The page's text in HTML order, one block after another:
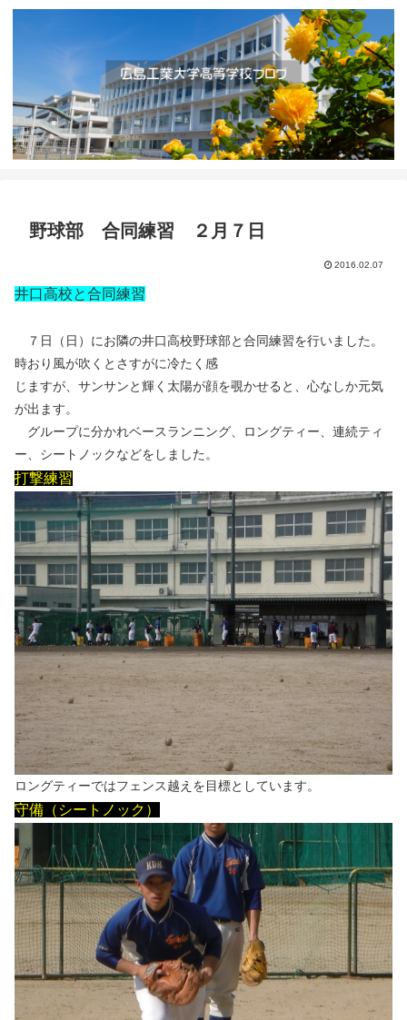
野球部 合同練習 ２月７日
2016.02.07
井口高校と合同練習
７日（日）にお隣の井口高校野球部と合同練習を行いました。
時おり風が吹くとさすがに冷たく感
じますが、サンサンと輝く太陽が顔を覗かせると、心なしか元気
が出ます。
グループに分かれベースランニング、ロングティー、連続ティ
ー、シートノックなどをしました。
打撃練習
ロングティーではフェンス越えを目標としています。
守備（シートノック）